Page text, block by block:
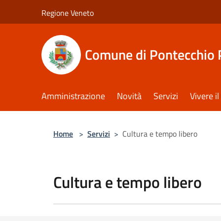
Regione Veneto
Comune di Pontecchio
Amministrazione Novità Servizi Vivere
Home > Servizi > Cultura e tempo libero
Cultura e tempo libero